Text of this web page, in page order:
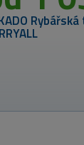
Nikl Method
Corn 1kg
od 169